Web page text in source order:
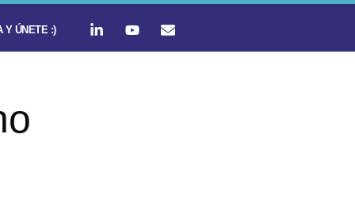
Y ÚNETE :)